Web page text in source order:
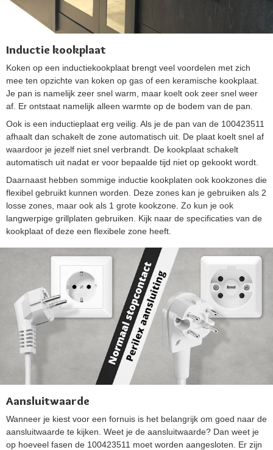
Inductie kookplaat
Koken op een inductiekookplaat brengt veel voordelen met zich
mee ten opzichte van koken op gas of een keramische kookplaat.
Je pan is namelijk zeer snel warm, maar koelt ook zeer snel weer
af. Er ontstaat namelijk alleen warmte op de bodem van de pan.
Ook is een inductieplaat erg veilig. Als je de pan van de 100423511
afhaalt dan schakelt de zone automatisch uit. De plaat koelt snel af
waardoor je jezelf niet snel verbrandt. De kookplaat schakelt
automatisch uit nadat er voor bepaalde tijd niet op gekookt wordt.
Daarnaast hebben sommige inductie kookplaten ook kookzones die
flexibel gebruikt kunnen worden. Deze zones kan je gebruiken als 2
losse zones, maar ook als 1 grote kookzone. Zo kun je ook
langwerpige grillplaten gebruiken. Kijk naar de specificaties van de
kookplaat of deze een flexibele zone heeft.
Aansluitwaarde
Wanneer je kiest voor een fornuis is het belangrijk om goed naar de
aansluitwaarde te kijken. Weet je de aansluitwaarde? Dan weet je
op hoeveel fasen de 100423511 moet worden aangesloten. Er zijn